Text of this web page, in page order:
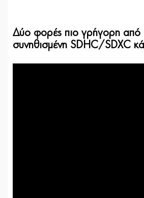
Δύο φορές πιο γρήγορη από
συνηθισμένη SDHC/SDXC